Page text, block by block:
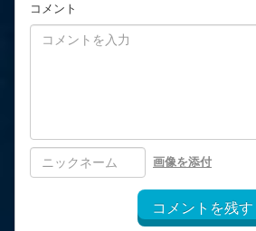
コメント
画像を添付
コメントを残す